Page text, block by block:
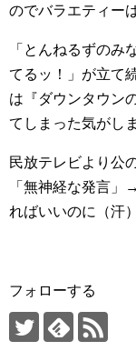
のでバラエティー
「とんねるずのみ
てるッ！」が立て
は『ダウンタウン
てしまった気がし
民放テレビより公
「無神経な発言
ればいいのに（汗）
フォローする